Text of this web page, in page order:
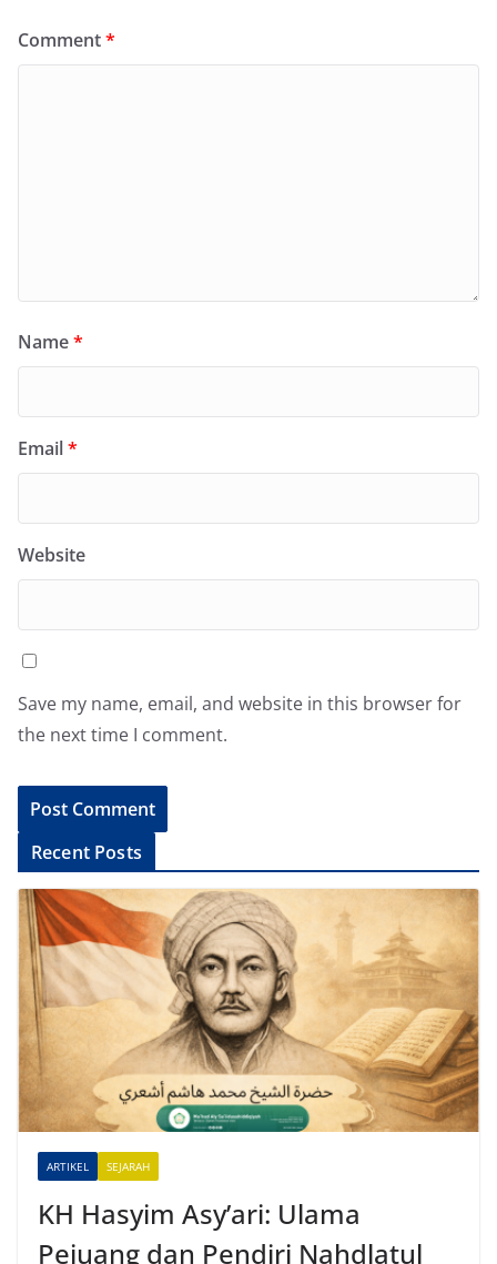
Comment*
Name*
Email*
Website
Save my name, email, and website in this browser for
the next time I comment.
l
t
v
Recent Posts
ARTIKEL SEJARAH
KH Hasyim Asy’ari: Ulama
Pejuang dan Pendiri Nahdlatul